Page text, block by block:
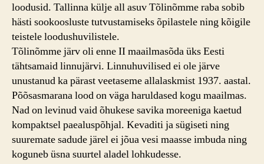
loodusid. Tallinna külje all asuv Tõlinõmme raba sobib
hästi sookoosluste tutvustamiseks õpilastele ning kõigile
teistele loodushuvilistele.
Tõlinõmme järv oli enne II maailmasõda üks Eesti
tähtsamaid linnujärvi. Linnuhuvilised ei ole järve
unustanud ka pärast veetaseme allalaskmist 1937. aastal.
Põõsasmarana lood on väga haruldased kogu maailmas.
Nad on levinud vaid õhukese savika moreeniga kaetud
kompaktsel paealuspõhjal. Kevaditi ja sügiseti ning
suuremate sadude järel ei jõua vesi maasse imbuda ning
koguneb üsna suurtel aladel lohkudesse.